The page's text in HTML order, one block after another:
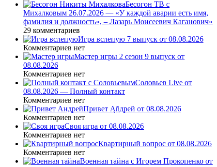
Бесогон ТВ с
Михалковым 26.07.2026 — «У каждой аварии есть имя,
фамилия и должность», – Лазарь Моисеевич Каганович»
29 комментариев
Игра вслепую 7 выпуск от 08.08.2026
Комментариев нет
Мастер игры 2 сезон 9 выпуск от
08.08.2026
Комментариев нет
Соловьев Live от
08.08.2026 — Полный контакт
Комментариев нет
Привет Ąñдpей от 08.08.2026
Комментариев нет
Своя игра от 08.08.2026
Комментариев нет
Квартирный вопрос от 08.08.2026
Комментариев нет
Военная тайна с Игорем Прокопенко от